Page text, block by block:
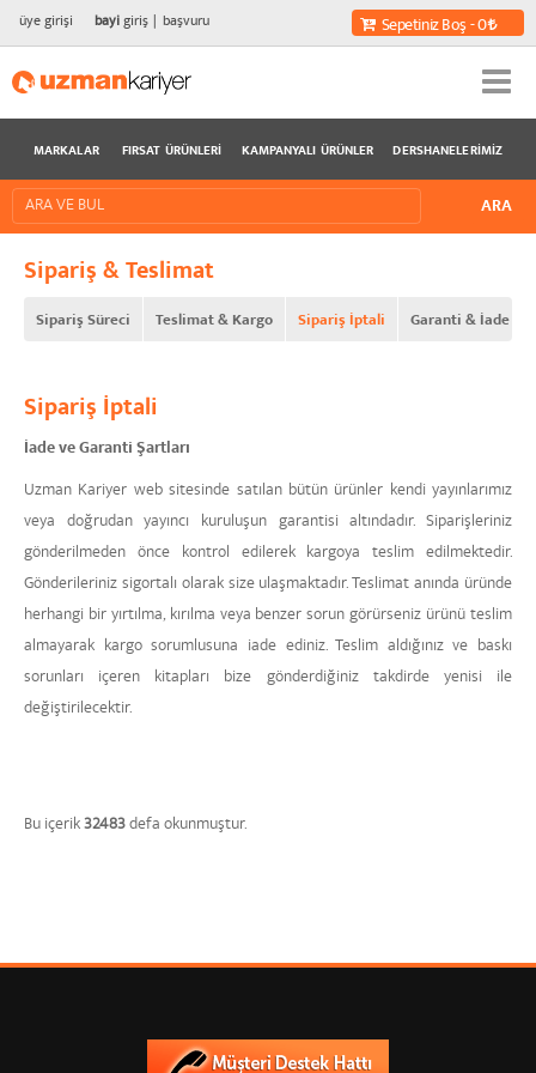
üye girişi bayigiriş başvuru Sepetiniz Boş - 0
MARKALAR FIRSAT ÜRÜNLERI KAMPANYALI ÜRÜNLER DERSHANELERIMIZ
Sipariş & Teslimat
Sipariş Süreci Teslimat & Kargo Sipariş İptali Garanti & İade &
Sipariş İptali
İade ve Garanti Şartları
Uzman Kariyer web sitesinde satılan bütün ürünler kendi yayınlarımız
veya doğrudan yayıncı kuruluşun garantisi altındadır. Siparişleriniz
gönderilmeden önce kontrol edilerek kargoya teslim edilmektedir.
Gönderileriniz sigortalı olarak size ulaşmaktadır. Teslimat anında üründe
herhangi bir yırtılma, kırılma veya benzer sorun görürseniz ürünü teslim
almayarak kargo sorumlusuna iade ediniz. Teslim aldığınız ve baskı
sorunları içeren kitapları bize gönderdiğiniz takdirde yenisi ile
değiştirilecektir.
Bu içerik32483defa okunmuştur.